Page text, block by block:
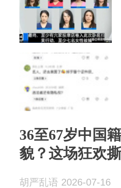
36至67岁中国
貌？这场狂欢
胡严乱语 2026-07-16